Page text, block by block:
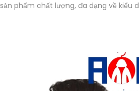
phẩm chất lượng, đa dạng về kiểu